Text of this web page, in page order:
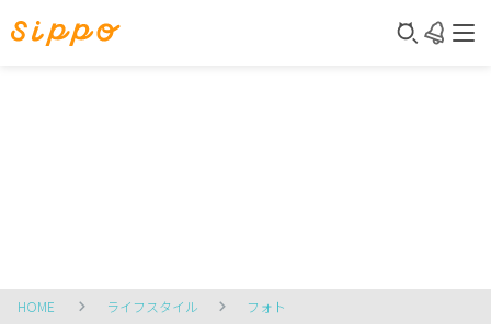
HOME ライフスタイル フォト